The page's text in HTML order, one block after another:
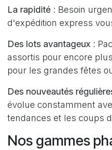
La rapidité : Besoin
d'expédition express
Des lots avantageux :
assortis pour encore
pour les grandes fêtes
Des nouveautés
évolue constamment
tendances et les coups
Nos gammes